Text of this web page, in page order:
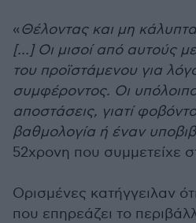
«Θέλοντας και μη
[…] Οι μισοί από αυτούς
του προϊστάμενου για
συμφέροντος. Οι
αποστάσεις, γιατί
βαθμολογία ή έναν
52χρονη που συμμετείχε
Ορισμένες κατήγγειλαν
που επηρεάζει το